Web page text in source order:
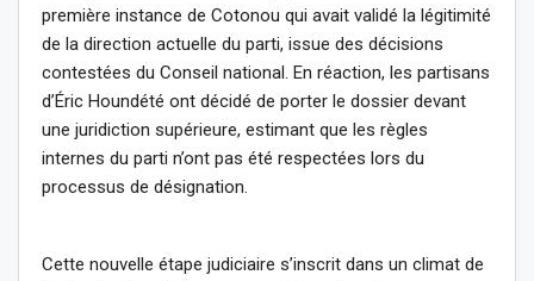
première instance de Cotonou qui avait validé la légitimité
de la direction actuelle du parti, issue des décisions
contestées du Conseil national. En réaction, les partisans
d’Éric Houndété ont décidé de porter le dossier devant
une juridiction supérieure, estimant que les règles
internes du parti n’ont pas été respectées lors du
processus de désignation.
Cette nouvelle étape judiciaire s’inscrit dans un climat de